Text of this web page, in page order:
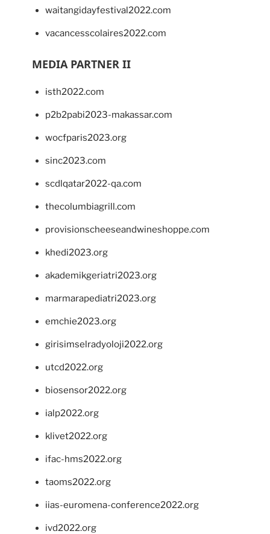
waitangidayfestival2022.com
vacancesscolaires2022.com
MEDIA PARTNER II
isth2022.com
p2b2pabi2023-makassar.com
wocfparis2023.org
sinc2023.com
scdlqatar2022-qa.com
thecolumbiagrill.com
provisionscheeseandwineshoppe.com
khedi2023.org
akademikgeriatri2023.org
marmarapediatri2023.org
emchie2023.org
girisimselradyoloji2022.org
utcd2022.org
biosensor2022.org
ialp2022.org
klivet2022.org
ifac-hms2022.org
taoms2022.org
iias-euromena-conference2022.org
ivd2022.org